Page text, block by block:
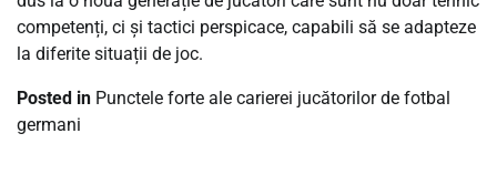
competenți, ci și tactici perspicace, capabili să se adapteze
la diferite situații de joc.
Posted in Punctele forte ale carierei jucătorilor de fotbal
germani